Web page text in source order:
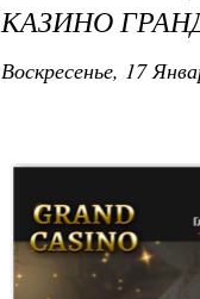
КАЗИНО
Воскресенье, 17